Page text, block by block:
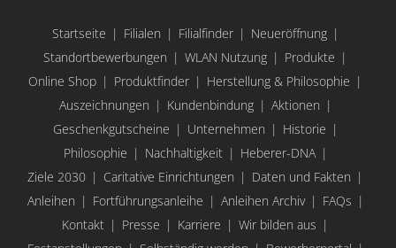
Startseite Filialen Filialfinder
Neueröffnung
Standortbewerbungen
WLAN Nutzung
Produkte
Online Shop
Produktfinder
Herstellung & Philosophie
Auszeichnungen
Kundenbindung
Aktionen
Geschenkgutscheine
Unternehmen
Historie
Philosophie
Nachhaltigkeit
Heberer-DNA
Ziele 2030
Caritative Einrichtungen
Daten und Fakten
Anleihen
Fortführungsanleihe Anleihen Archiv
FAQs
Kontakt
Presse Karriere
Wir bilden aus